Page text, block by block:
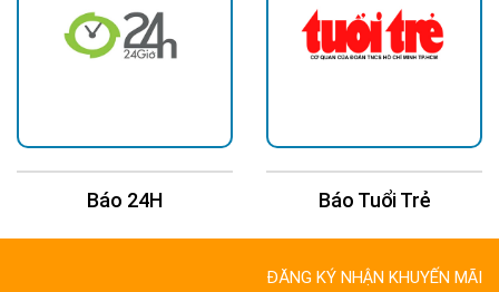
Báo Tuổi Trẻ Báo Dân Trí
ĐĂNG KÝ NHẬN KHUYẾN MÃI